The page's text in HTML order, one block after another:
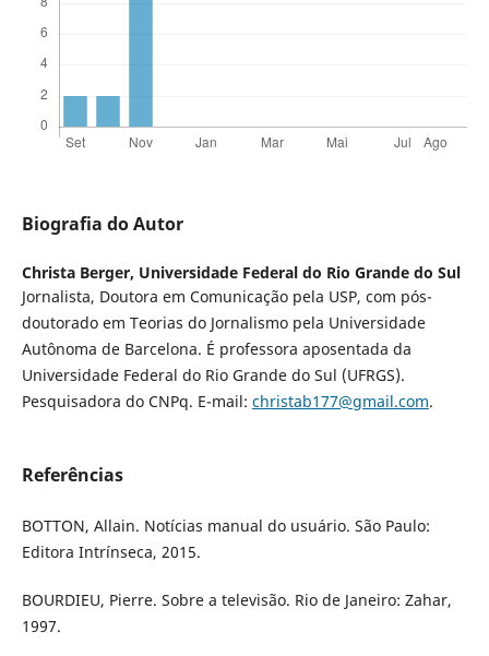
Biografia do Autor
Christa Berger, Universidade Federal do Rio Grande do Sul
Jornalista, Doutora em Comunicação pela USP, com pós-
doutorado em Teorias do Jornalismo pela Universidade
Autônoma de Barcelona. É professora aposentada da
Universidade Federal do Rio Grande do Sul (UFRGS).
Pesquisadora do CNPq. E-mail: christab177@gmail.com.
Referências
BOTTON, Allain. Notícias manual do usuário. São Paulo:
Editora Intrínseca, 2015.
BOURDIEU, Pierre. Sobre a televisão. Rio de Janeiro: Zahar,
1997.